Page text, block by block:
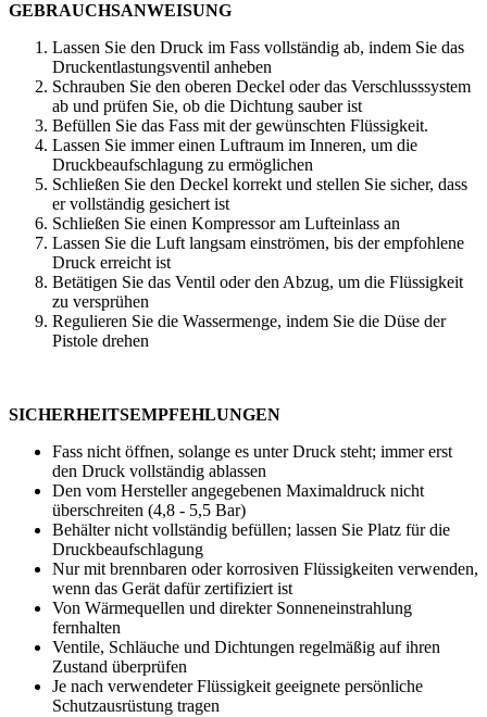
GEBRAUCHSANWEISUNG
Lassen Sie den Druck im Fass vollständig ab, indem Sie das
Druckentlastungsventil anheben
Schrauben Sie den oberen Deckel oder das Verschlusssystem
ab und prüfen Sie, ob die Dichtung sauber ist
Befüllen Sie das Fass mit der gewünschten Flüssigkeit.
Lassen Sie immer einen Luftraum im Inneren, um die
Druckbeaufschlagung zu ermöglichen
Schließen Sie den Deckel korrekt und stellen Sie sicher, dass
er vollständig gesichert ist
Schließen Sie einen Kompressor am Lufteinlass an
Lassen Sie die Luft langsam einströmen, bis der empfohlene
Druck erreicht ist
Betätigen Sie das Ventil oder den Abzug, um die Flüssigkeit
zu versprühen
Regulieren Sie die Wassermenge, indem Sie die Düse der
Pistole drehen
SICHERHEITSEMPFEHLUNGEN
Fass nicht öffnen, solange es unter Druck steht; immer erst
den Druck vollständig ablassen
Den vom Hersteller angegebenen Maximaldruck nicht
überschreiten (4,8 - 5,5 Bar)
Behälter nicht vollständig befüllen; lassen Sie Platz für die
Druckbeaufschlagung
Nur mit brennbaren oder korrosiven Flüssigkeiten verwenden,
wenn das Gerät dafür zertifiziert ist
Von Wärmequellen und direkter Sonneneinstrahlung
fernhalten
Ventile, Schläuche und Dichtungen regelmäßig auf ihren
Zustand überprüfen
Je nach verwendeter Flüssigkeit geeignete persönliche
Schutzausrüstung tragen